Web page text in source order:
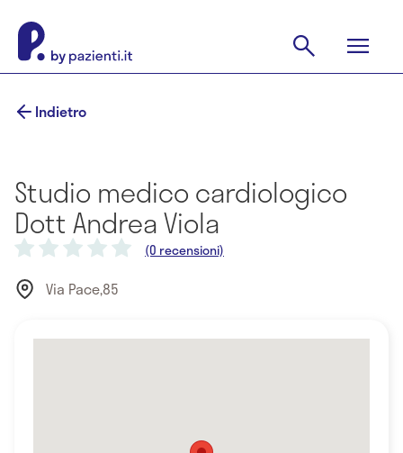
Indietro
Studio medico cardiologico
Dott Andrea Viola
(0 recensioni)
Via Pace,85